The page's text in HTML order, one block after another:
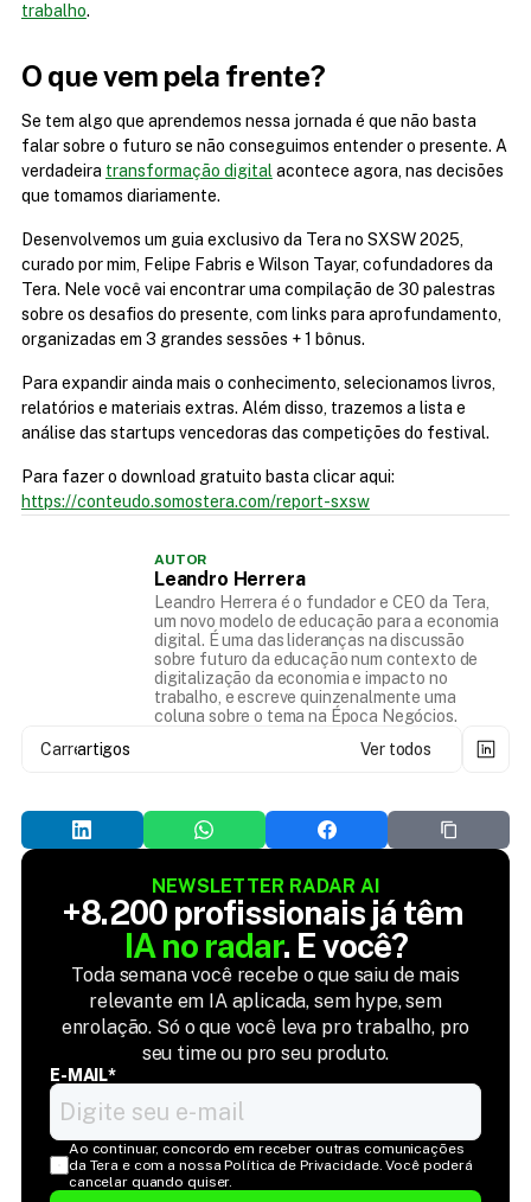
trabalho.
O que vem pela frente?
Se tem algo que aprendemos nessa jornada é que não basta
falar sobre o futuro se não conseguimos entender o presente. A
verdadeira transformação digital acontece agora, nas decisões
que tomamos diariamente.
Desenvolvemos um guia exclusivo da Tera no SXSW 2025,
curado por mim, Felipe Fabris e Wilson Tayar, cofundadores da
Tera. Nele você vai encontrar uma compilação de 30 palestras
sobre os desafios do presente, com links para aprofundamento,
organizadas em 3 grandes sessões + 1 bônus.
Para expandir ainda mais o conhecimento, selecionamos livros,
relatórios e materiais extras. Além disso, trazemos a lista e
análise das startups vencedoras das competições do festival.
https://conteudo.somostera.com/report-sxsw
AUTOR
Leandro Herrera
Leandro Herrera é o fundador e CEO da Tera,
um novo modelo de educação para a economia
digital. É uma das lideranças na discussão
sobre futuro da educação num contexto de
digitalização da economia e impacto no
trabalho, e escreve quinzenalmente uma
coluna sobre o tema na Época Negócios.
Carregando...
artigos Ver todos
NEWSLETTER RADAR AI
IA no radar. E você?
Toda semana você recebe o que saiu de mais
relevante em IA aplicada, sem hype, sem
enrolação. Só o que você leva pro trabalho, pro
seu time ou pro seu produto.
E-MAIL*
Ao continuar, concordo em receber outras comunicações
da Tera e com a nossa Política de Privacidade. Você poderá
cancelar quando quiser.